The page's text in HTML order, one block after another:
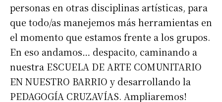
personas en otras disciplinas artísticas, para
que todo/as manejemos más herramientas en
el momento que estamos frente a los grupos.
En eso andamos… despacito, caminando a
nuestra ESCUELA DE ARTE COMUNITARIO
EN NUESTRO BARRIO y desarrollando la
PEDAGOGÍA CRUZAVÍAS. Ampliaremos!